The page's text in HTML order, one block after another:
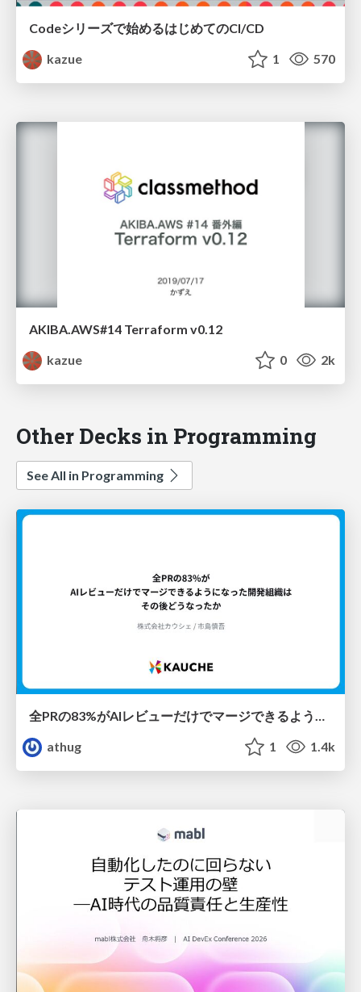
Codeシリーズで始めるはじめてのCI/CD
kazue
1 570
AKIBA.AWS#14 Terraform v0.12
kazue
0 2k
Other Decks in Programming
See All in Programming
全PRの83%がAIレビューだけでマージできるようになった開発組織はその後どうなったか
athug
1 1.4k